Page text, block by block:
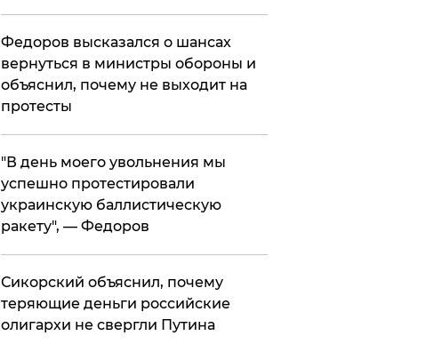
Федоров высказался о шансах
вернуться в министры обороны и
объяснил, почему не выходит на
протесты
​"В день моего увольнения мы
успешно протестировали
украинскую баллистическую
ракету", — Федоров
Сикорский объяснил, почему
теряющие деньги российские
олигархи не свергли Путина